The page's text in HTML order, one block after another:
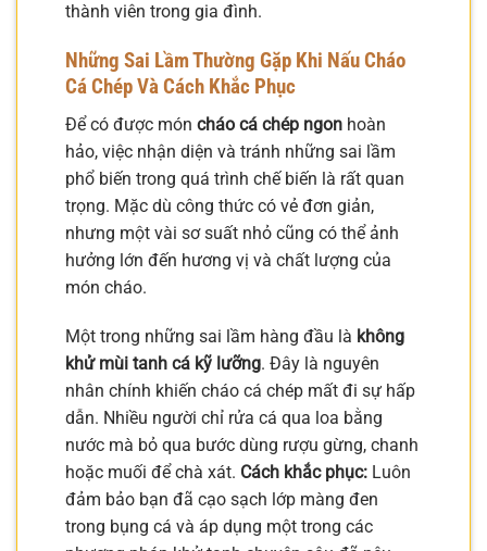
thành viên trong gia đình.
Những Sai Lầm Thường Gặp Khi Nấu Cháo
Cá Chép Và Cách Khắc Phục
Để có được món cháo cá chép ngon hoàn
hảo, việc nhận diện và tránh những sai lầm
phổ biến trong quá trình chế biến là rất quan
trọng. Mặc dù công thức có vẻ đơn giản,
nhưng một vài sơ suất nhỏ cũng có thể ảnh
hưởng lớn đến hương vị và chất lượng của
món cháo.
Một trong những sai lầm hàng đầu là không
khử mùi tanh cá kỹ lưỡng. Đây là nguyên
nhân chính khiến cháo cá chép mất đi sự hấp
dẫn. Nhiều người chỉ rửa cá qua loa bằng
nước mà bỏ qua bước dùng rượu gừng, chanh
hoặc muối để chà xát. Cách khắc phục: Luôn
đảm bảo bạn đã cạo sạch lớp màng đen
trong bụng cá và áp dụng một trong các